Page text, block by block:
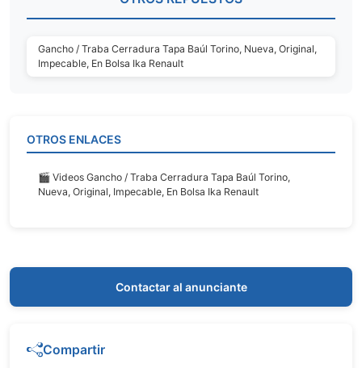
Gancho / Traba Cerradura Tapa Baúl Torino, Nueva, Original,
Impecable, En Bolsa Ika Renault
OTROS ENLACES
🎬 Videos Gancho / Traba Cerradura Tapa Baúl Torino,
Nueva, Original, Impecable, En Bolsa Ika Renault
Contactar al anunciante
Compartir